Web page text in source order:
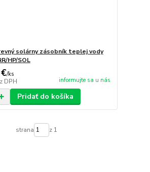
solárny zásobník teplej vody
HP/SOL
/ks
DPH informujte sa u nás
Pridať do košíka
strana z 1